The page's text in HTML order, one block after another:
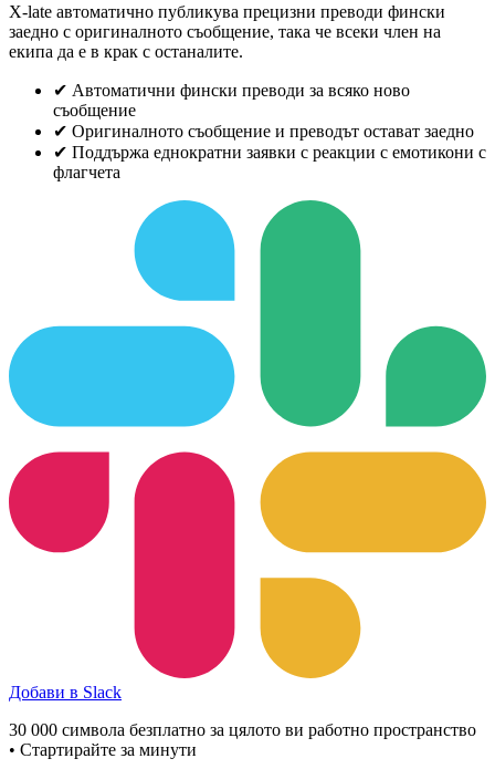
X-late автоматично публикува прецизни преводи фински
заедно с оригиналното съобщение, така че всеки член на
екипа да е в крак с останалите.
✔ Автоматични фински преводи за всяко ново
съобщение
✔ Оригиналното съобщение и преводът остават заедно
✔ Поддържа еднократни заявки с реакции с емотикони с
флагчета
Добави в Slack
30 000 символа безплатно за цялото ви работно пространство
• Стартирайте за минути